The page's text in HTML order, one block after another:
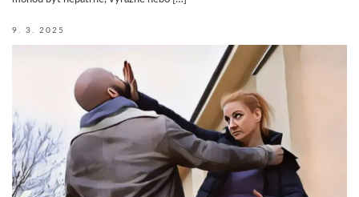
9. 3. 2025